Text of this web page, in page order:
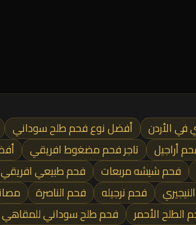
الأردن أفضل نوع فحم طلح سوداني
أراجيل تاجر فحم مضغوط افريقي
فحم شيشه مربعات فحم طبيعي
فحم نرجيله فحم الناصرة
الطلح الأحمر فحم طلح سوداني للمقاهي